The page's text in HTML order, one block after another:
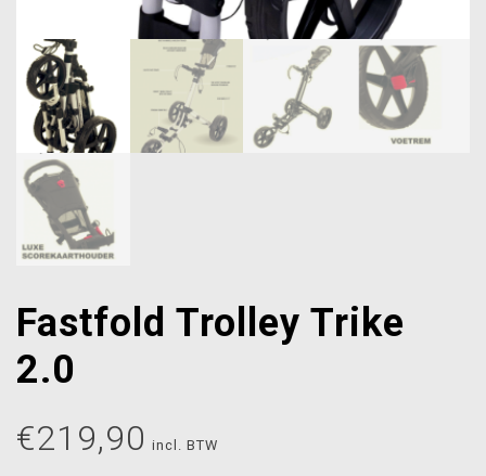
Fastfold Trolley Trike
2.0
€219,90 incl. BTW